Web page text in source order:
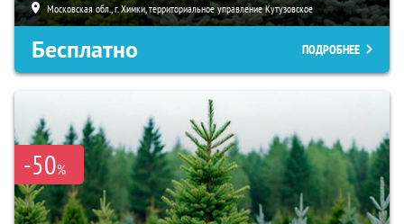
Московская обл., г. Химки, территориальное управление Кутузовское
Бесплатно ПОДРОБНЕЕ
-50%